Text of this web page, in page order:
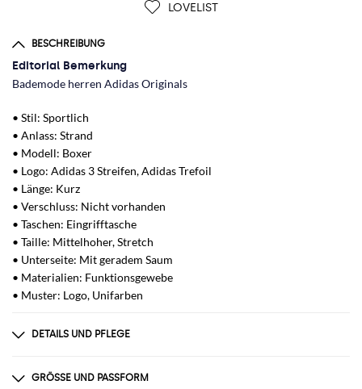
LOVELIST
BESCHREIBUNG
Editorial Bemerkung
Bademode herren Adidas Originals
• Stil: Sportlich
• Anlass: Strand
• Modell: Boxer
• Logo: Adidas 3 Streifen, Adidas Trefoil
• Länge: Kurz
• Verschluss: Nicht vorhanden
• Taschen: Eingrifftasche
• Taille: Mittelhoher, Stretch
• Unterseite: Mit geradem Saum
• Materialien: Funktionsgewebe
• Muster: Logo, Unifarben
DETAILS UND PFLEGE
100% PA6-REC-Plain weave
GRÖSSE UND PASSFORM